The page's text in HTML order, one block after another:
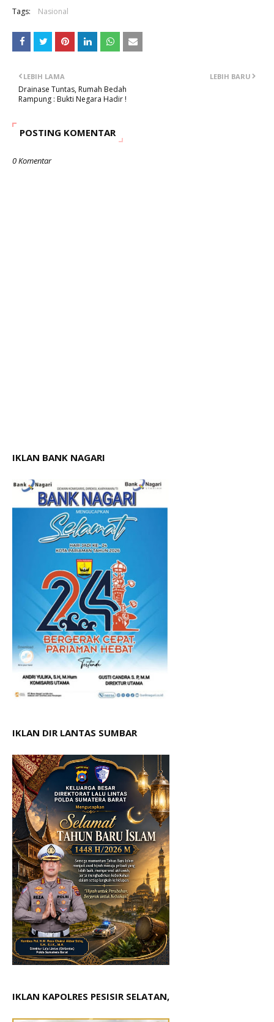
Tags: Nasional
LEBIH BARU
LEBIH LAMA
Drainase Tuntas, Rumah Bedah
Rampung : Bukti Negara Hadir !
POSTING KOMENTAR
0 Komentar
IKLAN BANK NAGARI
IKLAN DIR LANTAS SUMBAR
IKLAN KAPOLRES PESISIR SELATAN,